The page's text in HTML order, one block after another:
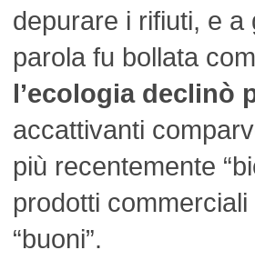
depurare i rifiuti, e
parola fu bollata
l’ecologia declinò
accattivanti
più recentemente
prodotti
“buoni”.